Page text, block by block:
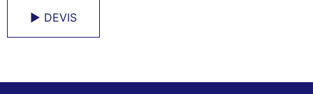
► DEVIS